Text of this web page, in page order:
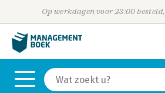
Op werkdagen voor 23:00